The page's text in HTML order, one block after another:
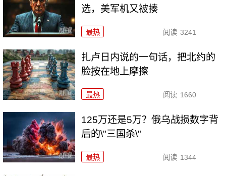
选，美军机又被揍
最热 阅读 3241
扎卢日内说的一句话，把北约的
脸按在地上摩擦
最热 阅读 1660
125万还是5万？俄乌战损数字背
后的\"三国杀\"
最热 阅读 1344